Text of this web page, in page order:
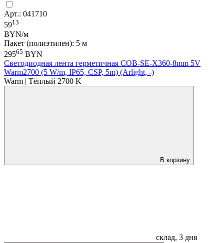
Арт.: 041710
5913
BYN/м
Пакет (полиэтилен): 5 м
29565 BYN
Светодиодная лента герметичная COB-SE-X360-8mm 5V
Warm2700 (5 W/m, IP65, CSP, 5m) (Arlight, -)
Warm | Тёплый 2700 K
В корзину
склад, 3 дня